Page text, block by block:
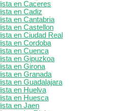
en Caceres
en Cadiz
en Cantabria
en Castellon
en Ciudad Real
en Cordoba
en Cuenca
en Gipuzkoa
en Girona
en Granada
en Guadalajara
en Huelva
en Huesca
en Jaen